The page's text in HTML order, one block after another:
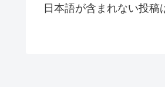
日本語が含まれない投稿